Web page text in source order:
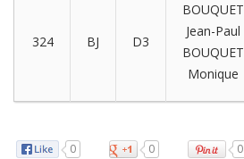
324 BJ D3
BOUQUET
Jean-Paul
BOUQUET
Monique
0 0 0